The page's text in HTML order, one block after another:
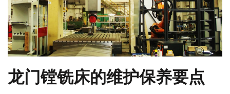
龙门镗铣床的维护保养要点